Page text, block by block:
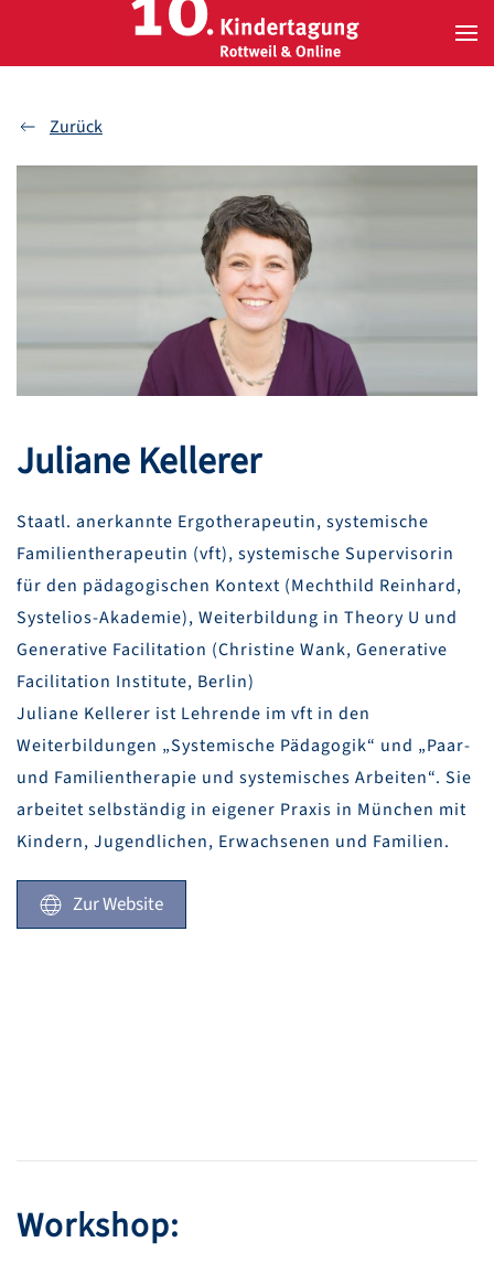
Zum Hauptinhalt springen
Zurück
Juliane Kellerer
Staatl. anerkannte Ergotherapeutin, systemische
Familientherapeutin (vft), systemische Supervisorin
für den pädagogischen Kontext (Mechthild Reinhard,
Systelios-Akademie), Weiterbildung in Theory U und
Generative Facilitation (Christine Wank, Generative
Facilitation Institute, Berlin)
Juliane Kellerer ist Lehrende im vft in den
Weiterbildungen „Systemische Pädagogik“ und „Paar-
und Familientherapie und systemisches Arbeiten“. Sie
arbeitet selbständig in eigener Praxis in München mit
Kindern, Jugendlichen, Erwachsenen und Familien.
Zur Website
Workshop: